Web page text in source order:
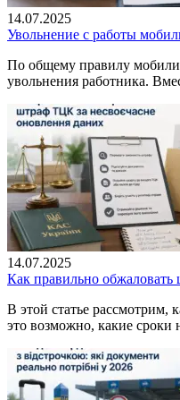
14.07.2025
Увольнение с работы
По общему правилу
увольнения работника.
14.07.2025
Как правильно
В этой статье рассмотрим,
это возможно, какие сроки